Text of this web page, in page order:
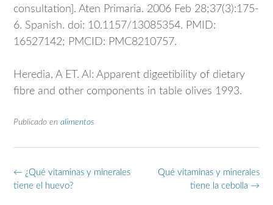
consultation]. Aten Primaria. 2006 Feb 28;37(3):175-
6. Spanish. doi: 10.1157/13085354. PMID:
16527142; PMCID: PMC8210757.
Heredia, A ET. Al: Apparent digeetibility of dietary
fibre and other components in table olives 1993.
Publicado en alimentos
Navegación
de
Qué vitaminas y minerales
tiene la cebolla →
← ¿Qué vitaminas y minerales
tiene el huevo?